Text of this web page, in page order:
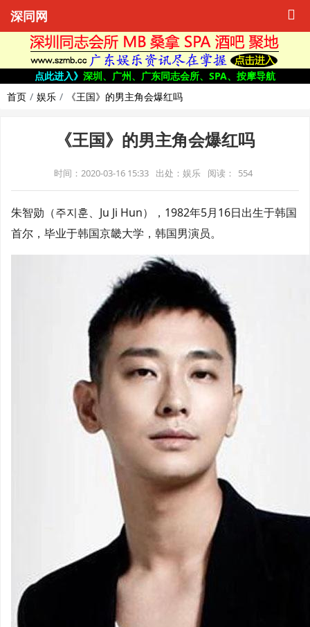
深同网
点此进入》 深圳、广州、广东同志会所、SPA、按摩导航
首页
娱乐 《王国》的男主角会爆红吗
《王国》的男主角会爆红吗
时间：2020-03-16 15:33 出处：娱乐 阅读： 554
朱智勋（주지훈、Ju Ji Hun），1982年5月16日出生于韩国
首尔，毕业于韩国京畿大学，韩国男演员。